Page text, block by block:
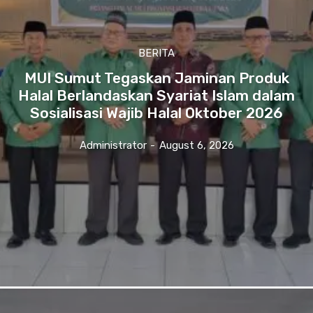
BERITA
MUI Sumut Tegaskan Jaminan Produk
Halal Berlandaskan Syariat Islam dalam
Sosialisasi Wajib Halal Oktober 2026
Administrator - August 6, 2026